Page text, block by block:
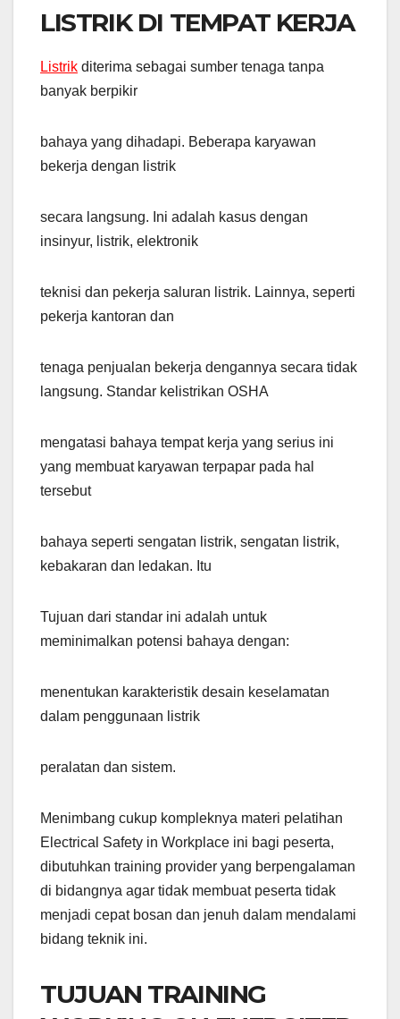
LISTRIK DI TEMPAT KERJA
Listrik diterima sebagai sumber tenaga tanpa
banyak berpikir
bahaya yang dihadapi. Beberapa karyawan
bekerja dengan listrik
secara langsung. Ini adalah kasus dengan
insinyur, listrik, elektronik
teknisi dan pekerja saluran listrik. Lainnya, seperti
pekerja kantoran dan
tenaga penjualan bekerja dengannya secara tidak
langsung. Standar kelistrikan OSHA
mengatasi bahaya tempat kerja yang serius ini
yang membuat karyawan terpapar pada hal
tersebut
bahaya seperti sengatan listrik, sengatan listrik,
kebakaran dan ledakan. Itu
Tujuan dari standar ini adalah untuk
meminimalkan potensi bahaya dengan:
menentukan karakteristik desain keselamatan
dalam penggunaan listrik
peralatan dan sistem.
Menimbang cukup kompleknya materi pelatihan
Electrical Safety in Workplace ini bagi peserta,
dibutuhkan training provider yang berpengalaman
di bidangnya agar tidak membuat peserta tidak
menjadi cepat bosan dan jenuh dalam mendalami
bidang teknik ini.
TUJUAN TRAINING